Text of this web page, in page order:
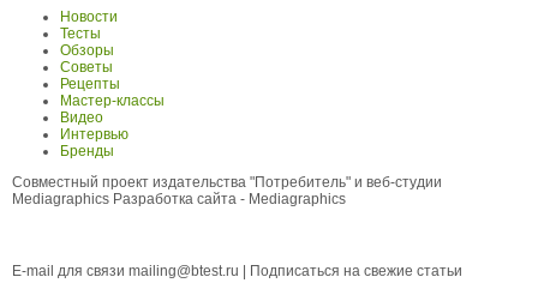
Новости
Тесты
Обзоры
Советы
Рецепты
Мастер-классы
Видео
Интервью
Бренды
Совместный проект издательства "Потребитель" и веб-студии
Mediagraphics Разработка сайта - Mediagraphics
E-mail для связи mailing@btest.ru
Подписаться на свежие статьи